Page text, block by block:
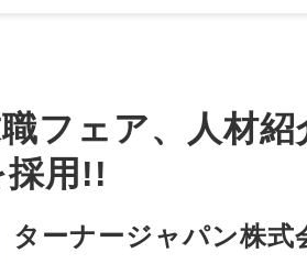
フェア、人材
用!!
ターナージャパン株式